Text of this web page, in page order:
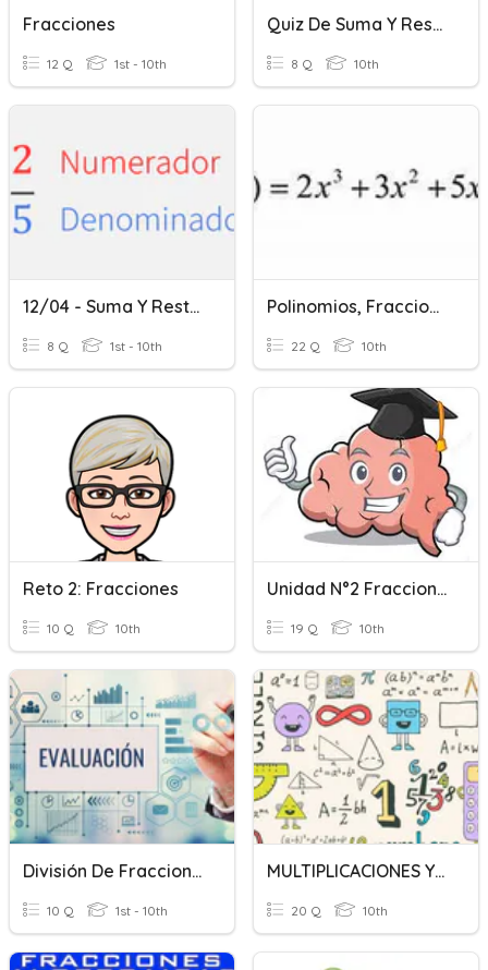
Fracciones
12 Q 1st - 10th
Quiz De Suma Y Resta De Fracciones
8 Q 10th
12/04 - Suma Y Resta De Fracciones
8 Q 1st - 10th
Polinomios, Fracciones Algebraicas
22 Q 10th
Reto 2: Fracciones
10 Q 10th
Unidad N°2 Fracciones
19 Q 10th
División De Fracciones
10 Q 1st - 10th
MULTIPLICACIONES Y DIVISIONES
20 Q 10th